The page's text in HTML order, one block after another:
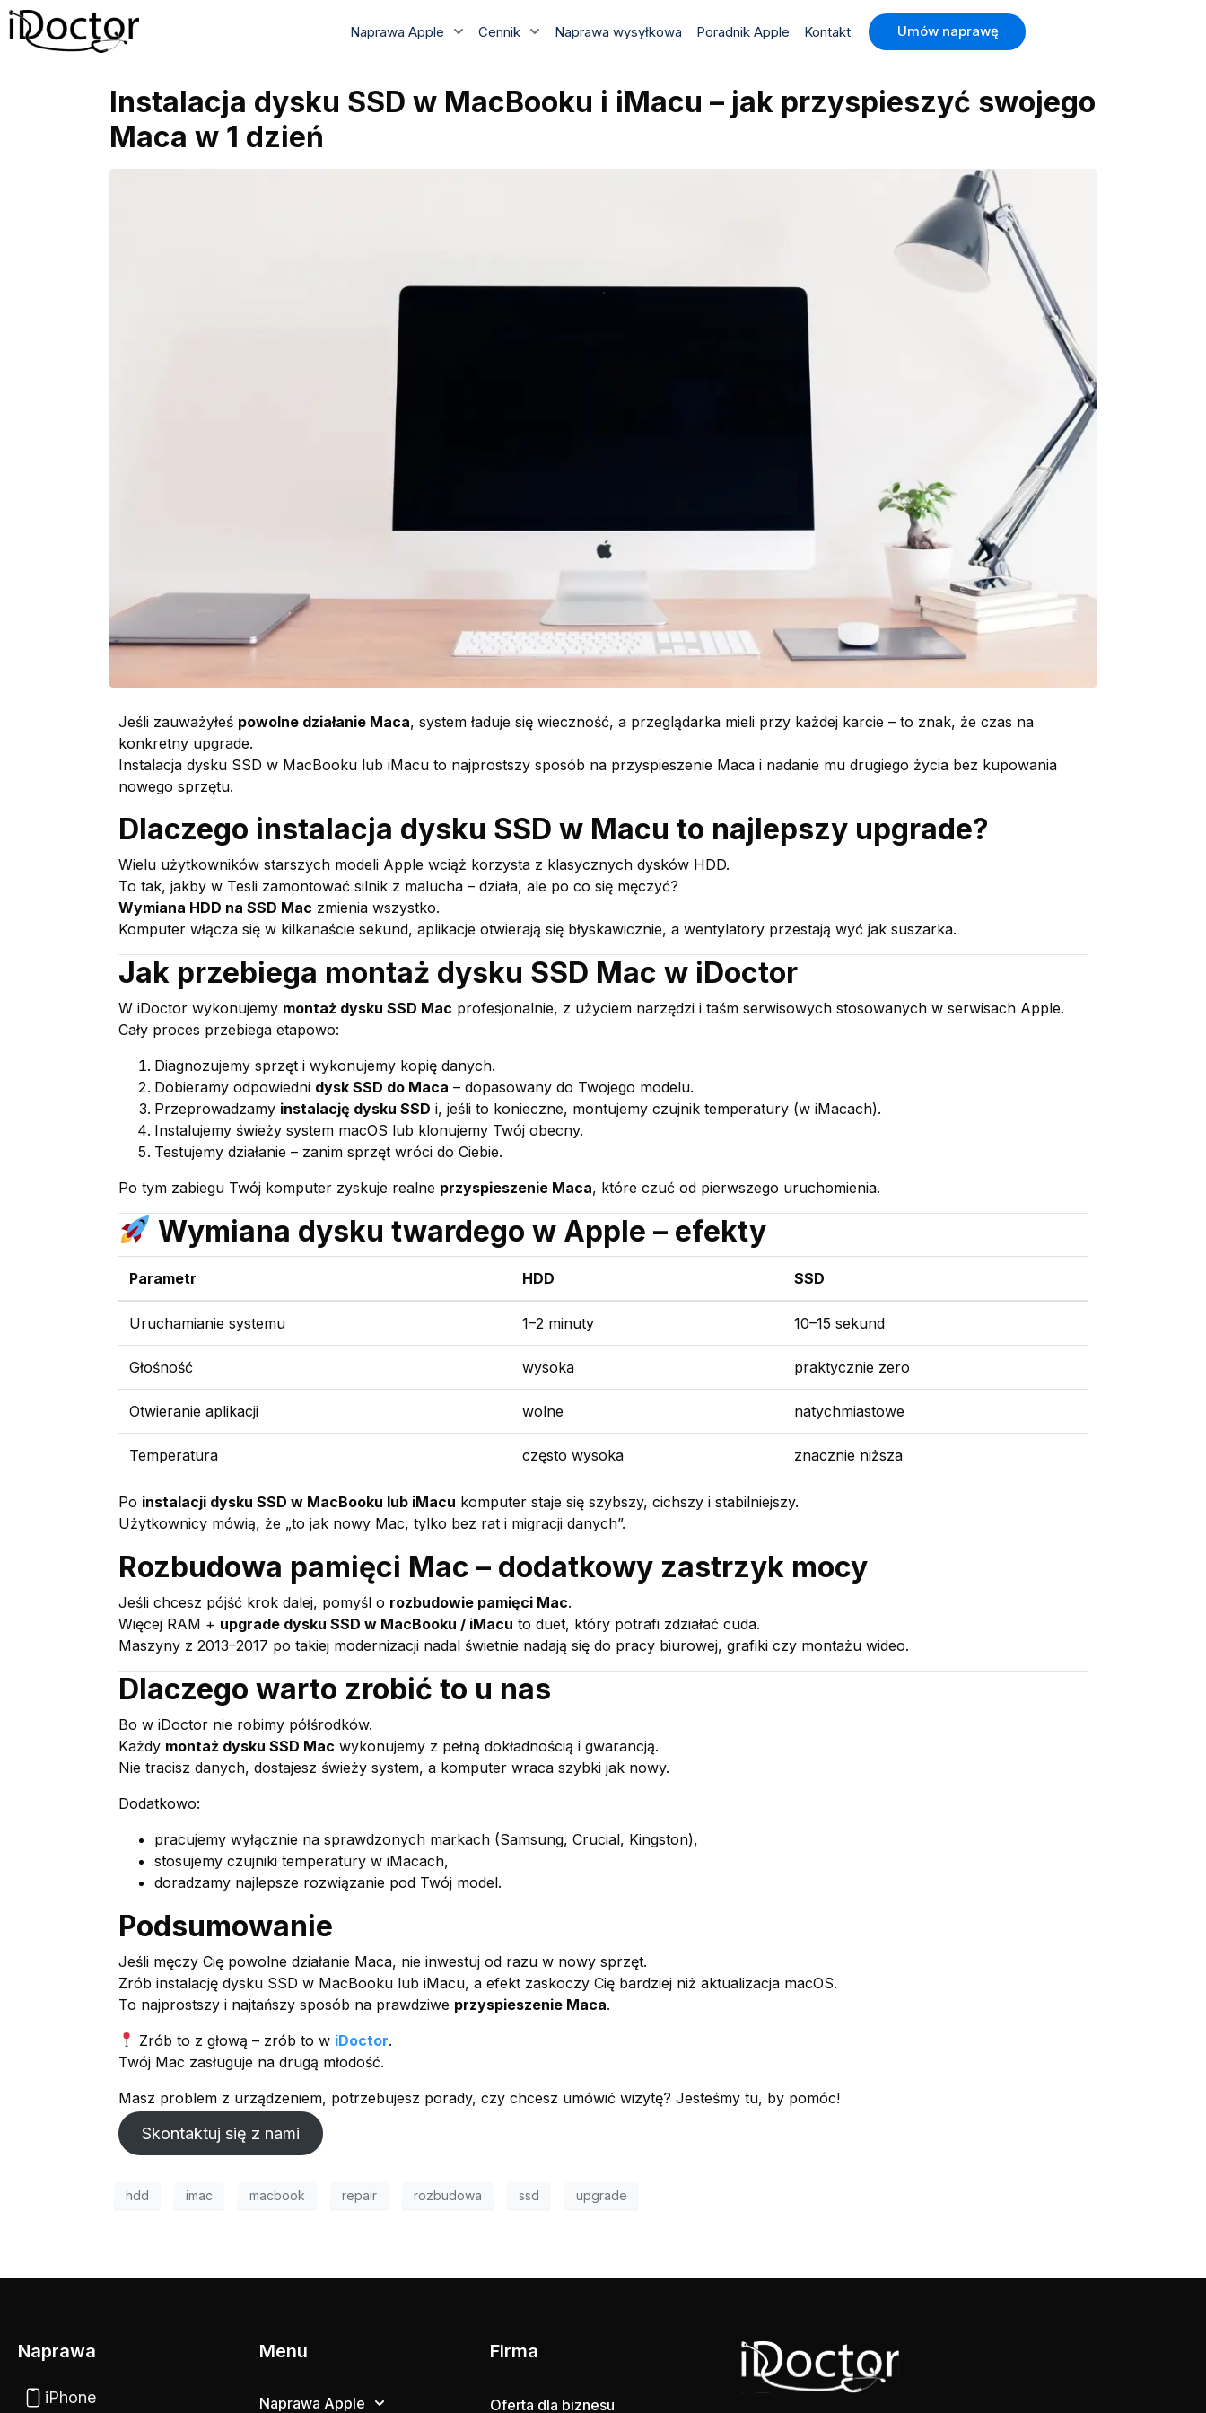
Naprawa Apple Cennik Naprawa wysyłkowa Poradnik Apple Kontakt Umów naprawę
Instalacja dysku SSD w MacBooku i iMacu – jak przyspieszyć swojego
Maca w 1 dzień
Jeśli zauważyłeś powolne działanie Maca, system ładuje się wieczność, a przeglądarka mieli przy każdej karcie – to znak, że czas na
konkretny upgrade.
Instalacja dysku SSD w MacBooku lub iMacu to najprostszy sposób na przyspieszenie Maca i nadanie mu drugiego życia bez kupowania
nowego sprzętu.
Dlaczego instalacja dysku SSD w Macu to najlepszy upgrade?
Wielu użytkowników starszych modeli Apple wciąż korzysta z klasycznych dysków HDD.
To tak, jakby w Tesli zamontować silnik z malucha – działa, ale po co się męczyć?
Wymiana HDD na SSD Mac zmienia wszystko.
Komputer włącza się w kilkanaście sekund, aplikacje otwierają się błyskawicznie, a wentylatory przestają wyć jak suszarka.
Jak przebiega montaż dysku SSD Mac w iDoctor
W iDoctor wykonujemy montaż dysku SSD Mac profesjonalnie, z użyciem narzędzi i taśm serwisowych stosowanych w serwisach Apple.
Cały proces przebiega etapowo:
Diagnozujemy sprzęt i wykonujemy kopię danych.
Dobieramy odpowiedni dysk SSD do Maca – dopasowany do Twojego modelu.
Przeprowadzamy instalację dysku SSD i, jeśli to konieczne, montujemy czujnik temperatury (w iMacach).
Instalujemy świeży system macOS lub klonujemy Twój obecny.
Testujemy działanie – zanim sprzęt wróci do Ciebie.
Po tym zabiegu Twój komputer zyskuje realne przyspieszenie Maca, które czuć od pierwszego uruchomienia.
Wymiana dysku twardego w Apple – efekty
Parametr HDD SSD
Uruchamianie systemu 1–2 minuty 10–15 sekund
Głośność wysoka praktycznie zero
Otwieranie aplikacji wolne natychmiastowe
Temperatura często wysoka znacznie niższa
Po instalacji dysku SSD w MacBooku lub iMacu komputer staje się szybszy, cichszy i stabilniejszy.
Użytkownicy mówią, że „to jak nowy Mac, tylko bez rat i migracji danych”.
Rozbudowa pamięci Mac – dodatkowy zastrzyk mocy
Jeśli chcesz pójść krok dalej, pomyśl o rozbudowie pamięci Mac.
Więcej RAM + upgrade dysku SSD w MacBooku / iMacu to duet, który potrafi zdziałać cuda.
Maszyny z 2013–2017 po takiej modernizacji nadal świetnie nadają się do pracy biurowej, grafiki czy montażu wideo.
Dlaczego warto zrobić to u nas
Bo w iDoctor nie robimy półśrodków.
Każdy montaż dysku SSD Mac wykonujemy z pełną dokładnością i gwarancją.
Nie tracisz danych, dostajesz świeży system, a komputer wraca szybki jak nowy.
Dodatkowo:
pracujemy wyłącznie na sprawdzonych markach (Samsung, Crucial, Kingston),
stosujemy czujniki temperatury w iMacach,
doradzamy najlepsze rozwiązanie pod Twój model.
Podsumowanie
Jeśli męczy Cię powolne działanie Maca, nie inwestuj od razu w nowy sprzęt.
Zrób instalację dysku SSD w MacBooku lub iMacu, a efekt zaskoczy Cię bardziej niż aktualizacja macOS.
To najprostszy i najtańszy sposób na prawdziwe przyspieszenie Maca.
Zrób to z głową – zrób to w iDoctor.
Twój Mac zasługuje na drugą młodość.
Masz problem z urządzeniem, potrzebujesz porady, czy chcesz umówić wizytę? Jesteśmy tu, by pomóc!
Skontaktuj się z nami
hdd imac macbook repair rozbudowa ssd upgrade
Naprawa
iPhone
Menu
Naprawa Apple
Firma
Oferta dla biznesu